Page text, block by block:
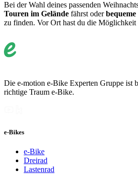
Bei der Wahl deines passenden
Touren im Gelände fährst oder
zu finden. Vor Ort hast du die
Die e-motion e-Bike Experten Gruppe ist
richtige Traum e-Bike.
e-Bikes
e-Bike
Dreirad
Lastenrad